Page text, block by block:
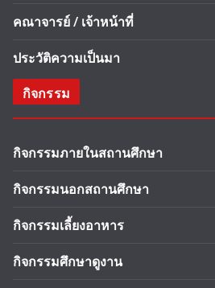
คณาจารย์ / เจ้าหน้าที่
ประวัติความเป็นมา
กิจกรรม
กิจกรรมภายในสถานศึกษา
กิจกรรมนอกสถานศึกษา
กิจกรรมเลี้ยงอาหาร
กิจกรรมศึกษาดูงาน